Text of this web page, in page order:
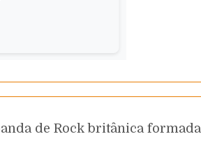
de Rock britânica